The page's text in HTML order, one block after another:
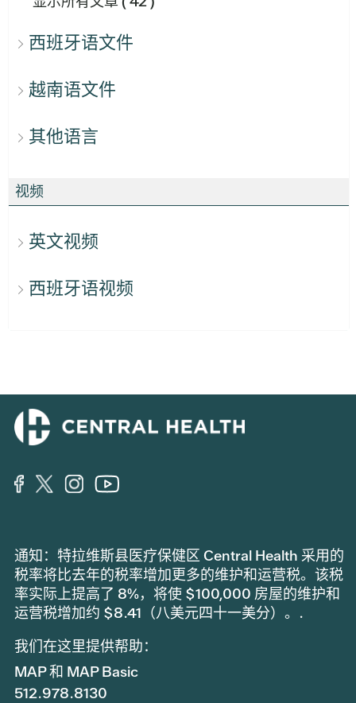
西班牙语文件
越南语文件
其他语言
视频
英文视频
西班牙语视频
通知：特拉维斯县医疗保健区 Central Health 采用的
税率将比去年的税率增加更多的维护和运营税。该税
率实际上提高了 8%，将使 $100,000 房屋的维护和
运营税增加约 $8.41（八美元四十一美分）。.
我们在这里提供帮助：
MAP 和 MAP Basic
512.978.8130